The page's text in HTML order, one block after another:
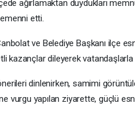
ağırlamaktan duydukları
etti.
ve Belediye Başkanı ilçe
kazançlar dileyerek
dinlenirken, samimi
vurgu yapılan ziyarette, güçlü